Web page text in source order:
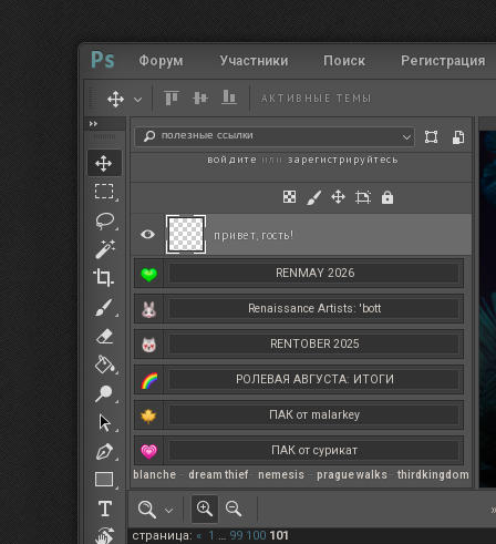
RENMAY 2026
Renaissance Artists: 'bott
RENTOBER 2025
РОЛЕВАЯ АВГУСТА: ИТОГИ
ПАК от malarkey
ПАК от сурикат
РЕНМАЙ
полезные ссылки
blanche – dream thief– nemesis – prague walks– thirdkingdom
Форум Участники Поиск Регистрация
АКТИВНЫЕ ТЕМЫ
привет, гость!
войдите или зарегистрируйтесь
страница: « 1 … 99 100 101